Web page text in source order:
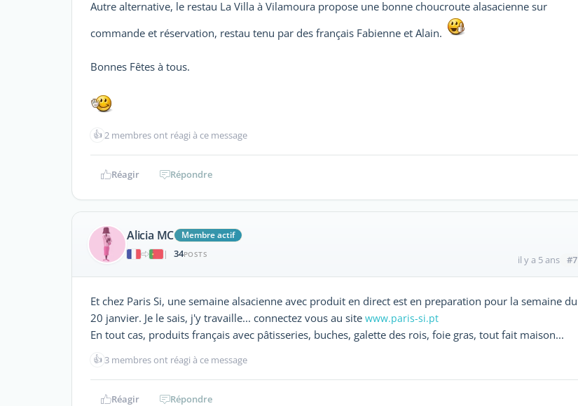
Autre alternative, le restau La Villa à Vilamoura propose une bonne choucroute alasacienne sur
commande et réservation, restau tenu par des français Fabienne et Alain.
Bonnes Fêtes à tous.
👍2 membres ont réagi à ce message
Réagir Répondre
Alicia MC
Membre actif
|
34POSTS il y a 5 ans #7
Et chez Paris Si, une semaine alsacienne avec produit en direct est en preparation pour la semaine du
20 janvier. Je le sais, j'y travaille... connectez vous au site www.paris-si.pt
En tout cas, produits français avec pâtisseries, buches, galette des rois, foie gras, tout fait maison...
👍3 membres ont réagi à ce message
Réagir Répondre